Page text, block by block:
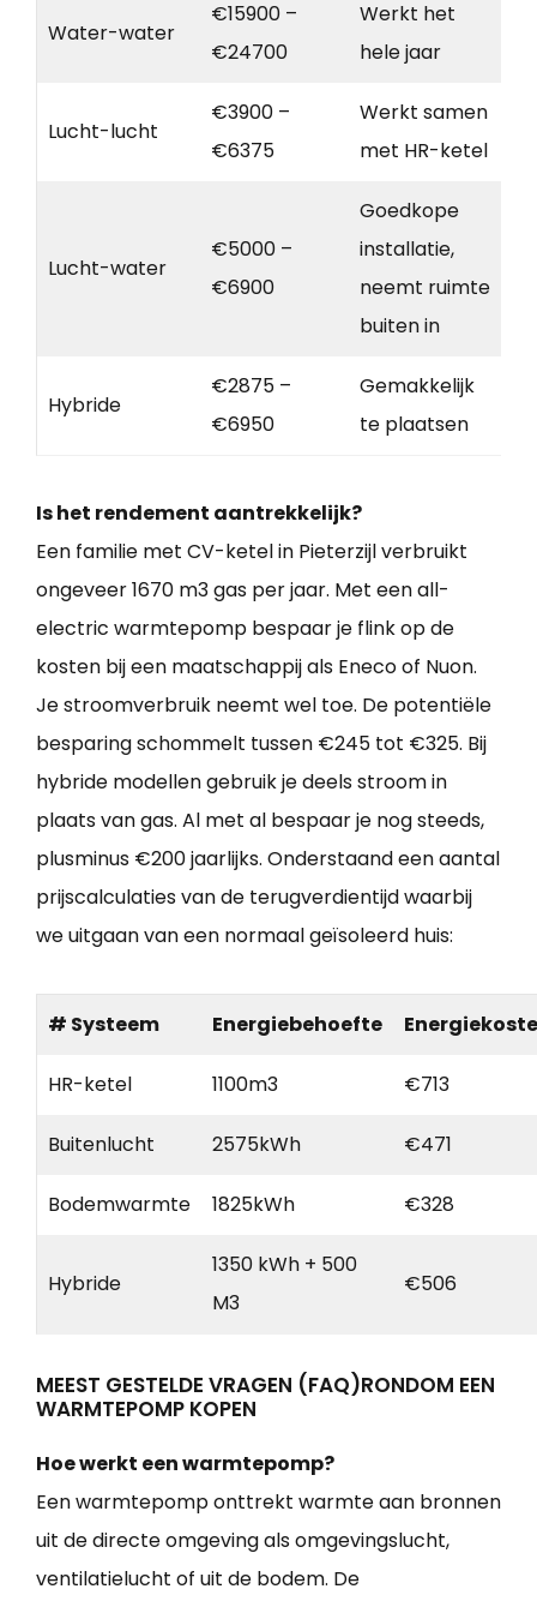
Water-water
€15900 –
€24700
Werkt het
hele jaar
Lucht-lucht
€3900 –
€6375
Werkt samen
met HR-ketel
Lucht-water
€5000 –
€6900
Goedkope
installatie,
neemt ruimte
buiten in
Hybride
€2875 –
€6950
Gemakkelijk
te plaatsen
Is het rendement aantrekkelijk?
Een familie met CV-ketel in Pieterzijl verbruikt
ongeveer 1670 m3 gas per jaar. Met een all-
electric warmtepomp bespaar je flink op de
kosten bij een maatschappij als Eneco of Nuon.
Je stroomverbruik neemt wel toe. De potentiële
besparing schommelt tussen €245 tot €325. Bij
hybride modellen gebruik je deels stroom in
plaats van gas. Al met al bespaar je nog steeds,
plusminus €200 jaarlijks. Onderstaand een aantal
prijscalculaties van de terugverdientijd waarbij
we uitgaan van een normaal geïsoleerd huis:
# Systeem Energiebehoefte
HR-ketel 1100m3 €713
Buitenlucht 2575kWh €471
Bodemwarmte 1825kWh €328
Hybride
1350 kWh + 500
M3
€506
MEEST GESTELDE VRAGEN (FAQ)RONDOM EEN
WARMTEPOMP KOPEN
Hoe werkt een warmtepomp?
Een warmtepomp onttrekt warmte aan bronnen
uit de directe omgeving als omgevingslucht,
ventilatielucht of uit de bodem. De